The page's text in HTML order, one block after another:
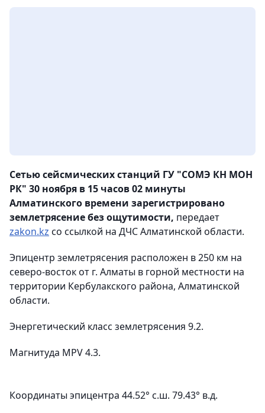
Сетью сейсмических станций ГУ "СОМЭ КН МОН
РК" 30 ноября в 15 часов 02 минуты
Алматинского времени зарегистрировано
землетрясение без ощутимости, передает
zakon.kz со ссылкой на ДЧС Алматинской области.
Эпицентр землетрясения расположен в 250 км на
северо-восток от г. Алматы в горной местности на
территории Кербулакского района, Алматинской
области.
Энергетический класс землетрясения 9.2.
Магнитуда MPV 4.3.
Координаты эпицентра 44.52° с.ш. 79.43° в.д.